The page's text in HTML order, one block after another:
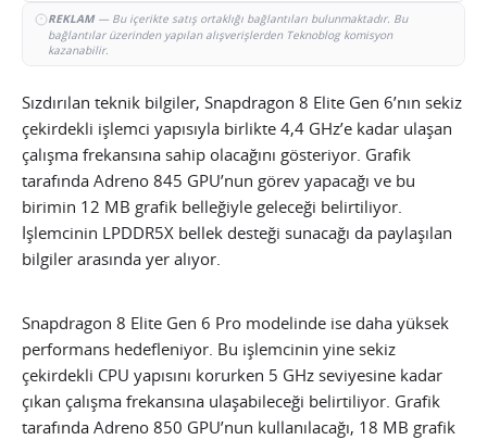
REKLAM— Bu içerikte satış ortaklığı bağlantıları bulunmaktadır. Bu
bağlantılar üzerinden yapılan alışverişlerden Teknoblog komisyon
kazanabilir.
Sızdırılan teknik bilgiler, Snapdragon 8 Elite Gen 6’nın sekiz
çekirdekli işlemci yapısıyla birlikte 4,4 GHz’e kadar ulaşan
çalışma frekansına sahip olacağını gösteriyor. Grafik
tarafında Adreno 845 GPU’nun görev yapacağı ve bu
birimin 12 MB grafik belleğiyle geleceği belirtiliyor.
İşlemcinin LPDDR5X bellek desteği sunacağı da paylaşılan
bilgiler arasında yer alıyor.
Snapdragon 8 Elite Gen 6 Pro modelinde ise daha yüksek
performans hedefleniyor. Bu işlemcinin yine sekiz
çekirdekli CPU yapısını korurken 5 GHz seviyesine kadar
çıkan çalışma frekansına ulaşabileceği belirtiliyor. Grafik
tarafında Adreno 850 GPU’nun kullanılacağı, 18 MB grafik